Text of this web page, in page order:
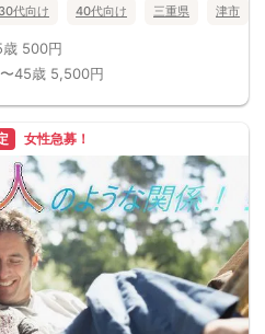
30代向け 40代向け 三重県 津市
500円
45歳 5,500円
女性急募！